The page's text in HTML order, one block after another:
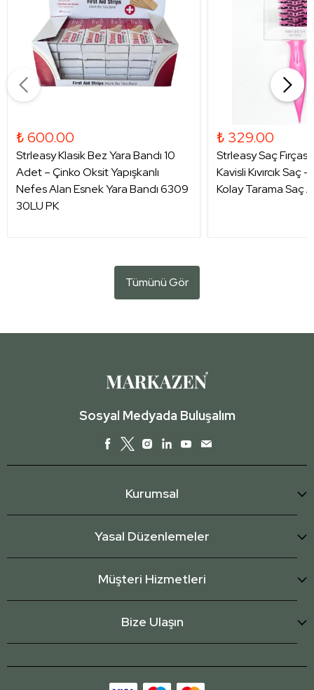
₺ 600.00
Strleasy Klasik Bez Yara Bandı 10
Adet – Çinko Oksit Yapışkanlı
Nefes Alan Esnek Yara Bandı 6309
30LU PK
₺ 329.00
Strleasy Saç Fırçası
Kavisli Kıvırcık Saç
Kolay Tarama Saç
Tümünü Gör
Sosyal Medyada Buluşalım
Kurumsal
Yasal Düzenlemeler
Müşteri Hizmetleri
Bize Ulaşın